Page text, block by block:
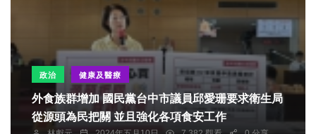
政治 健康及醫療
外食族群增加 國民黨台中市議員邱愛珊要求衛生局
從源頭為民把關 並且強化各項食安工作